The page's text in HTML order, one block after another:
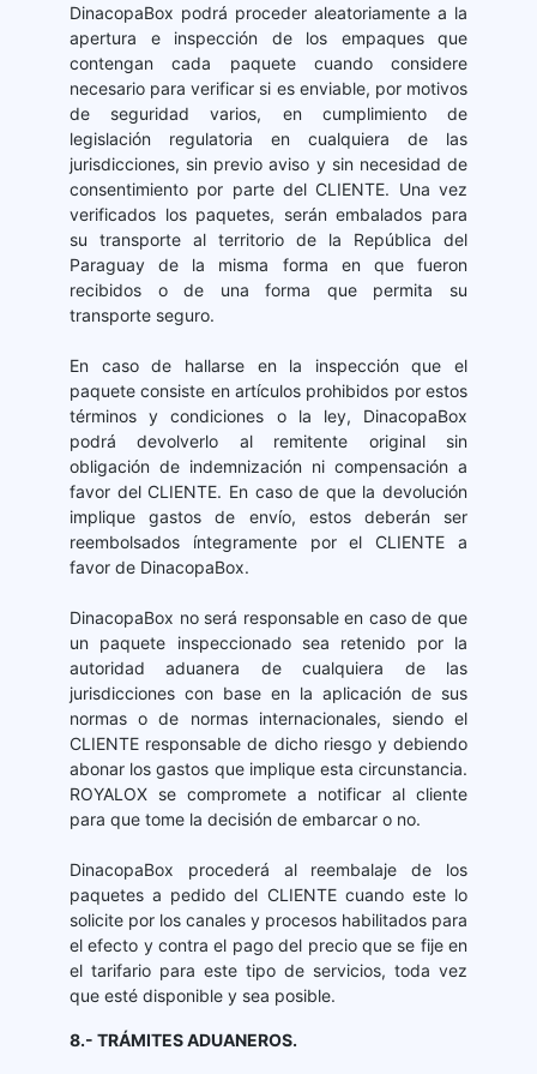
DinacopaBox podrá proceder aleatoriamente a la
apertura e inspección de los empaques que
contengan cada paquete cuando considere
necesario para verificar si es enviable, por motivos
de seguridad varios, en cumplimiento de
legislación regulatoria en cualquiera de las
jurisdicciones, sin previo aviso y sin necesidad de
consentimiento por parte del CLIENTE. Una vez
verificados los paquetes, serán embalados para
su transporte al territorio de la República del
Paraguay de la misma forma en que fueron
recibidos o de una forma que permita su
transporte seguro.
En caso de hallarse en la inspección que el
paquete consiste en artículos prohibidos por estos
términos y condiciones o la ley, DinacopaBox
podrá devolverlo al remitente original sin
obligación de indemnización ni compensación a
favor del CLIENTE. En caso de que la devolución
implique gastos de envío, estos deberán ser
reembolsados íntegramente por el CLIENTE a
favor de DinacopaBox.
DinacopaBox no será responsable en caso de que
un paquete inspeccionado sea retenido por la
autoridad aduanera de cualquiera de las
jurisdicciones con base en la aplicación de sus
normas o de normas internacionales, siendo el
CLIENTE responsable de dicho riesgo y debiendo
abonar los gastos que implique esta circunstancia.
ROYALOX se compromete a notificar al cliente
para que tome la decisión de embarcar o no.
DinacopaBox procederá al reembalaje de los
paquetes a pedido del CLIENTE cuando este lo
solicite por los canales y procesos habilitados para
el efecto y contra el pago del precio que se fije en
el tarifario para este tipo de servicios, toda vez
que esté disponible y sea posible.
8.- TRÁMITES ADUANEROS.